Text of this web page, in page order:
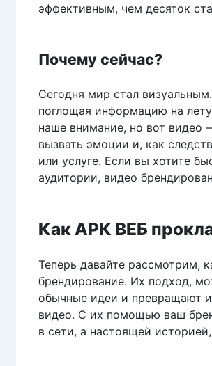
эффективным, чем десяток
Почему сейчас?
Сегодня мир стал
поглощая информацию на
наше внимание, но вот видео
вызвать эмоции и, как
или услуге. Если вы хотите
аудитории, видео
Как АРК ВЕБ
Теперь давайте рассмотрим,
брендирование. Их подход,
обычные идеи и превращают
видео. С их помощью ваш
в сети, а настоящей